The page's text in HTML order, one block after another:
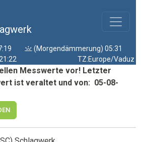
(Morgendämmerung) 05:31
TZ:Europe/Vaduz
Messwerte vor! Letzter
ist veraltet und von: 05-08-